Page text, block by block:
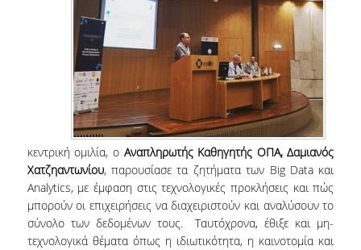
ΠΡΟΓΡΑΜΜΑ ΣΠΟΥΔΩΝ
ΟΔΗΓΟΣ ΚΑΙ ΚΑΤΕΥΘΥΝΣΕΙΣ ΣΠΟΥΔΩΝ
ΜΑΘΗΜΑΤΑ ΠΡΟΓΡΑΜΜΑΤΟΣ ΣΠΟΥΔΩΝ
ΜΑΘΗΜΑΤΑ ΕΛΕΥΘΕΡΗΣ ΕΠΙΛΟΓΗΣ ΑΠΟ
ΑΛΛΑ ΤΜΗΜΑΤΑ
ΒΡΑΒΕΙΑ ΕΡΓΑΣΙΩΝ
ΠΡΑΚΤΙΚΗ ΑΣΚΗΣΗ ΚΑΙ ΠΤΥΧΙΑΚΗ ΕΡΓΑΣΙΑ
ΕΥΚΑΙΡΙΕΣ ΓΙΑ ΠΡΑΚΤΙΚΗ ΑΣΚΗΣΗ
κεντρική ομιλία, ο Αναπληρωτής Καθηγητής ΟΠΑ, Δαμιανός
Χατζηαντωνίου, παρουσίασε τα ζητήματα των Big Data και
Analytics, με έμφαση στις τεχνολογικές προκλήσεις και πώς
μπορούν οι επιχειρήσεις να διαχειριστούν και αναλύσουν το
σύνολο των δεδομένων τους. Ταυτόχρονα, έθιξε και μη-
τεχνολογικά θέματα όπως η ιδιωτικότητα, η καινοτομία και